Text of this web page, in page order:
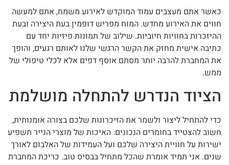
כאשר אתם מעצבים עמוד המוקדש לאירוע משמח, אתם למעשה
חווים את האירוע מחדש. המוח מפריש דופמין בעת היצירה ובעת
ההיזכרות בחוויות חיוביות. שילוב של תמונות פיזיות יחד עם
כתיבה אישית מחזק את הקשר הרגשי שלנו לאותם רגעים, והופך
את המחברת להרבה יותר מסתם אוסף דפים אלא לכלי טיפולי של
ממש.
הציוד הנדרש להתחלה מושלמת
כדי להתחיל ליצור ולשמר את הזיכרונות שלכם בצורה אומנותית,
חשוב להצטייד בחומרים הנכונים. האיכות של מוצרי הנייר תשפיע
ישירות על חוויית היצירה שלכם ועל העמידות של האלבום לאורך
שנים. אני תמיד אומרת שהכל מתחיל בבסיס טוב. כריכת המחברת